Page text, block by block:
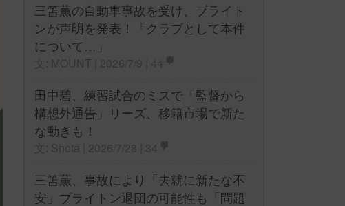
三笘薫の自動車事故を受け、ブライト
ンが声明を発表！「クラブとして本件
について…」
田中碧、練習試合のミスで「監督から
構想外通告」リーズ、移籍市場で新た
な動きも！
三笘薫、事故により「去就に新たな不
安」ブライトン退団の可能性も「問題